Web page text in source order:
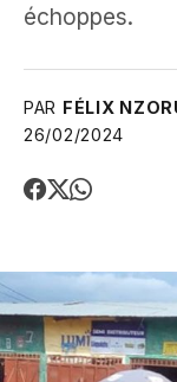
échoppes.
PAR FÉLIX
26/02/2024